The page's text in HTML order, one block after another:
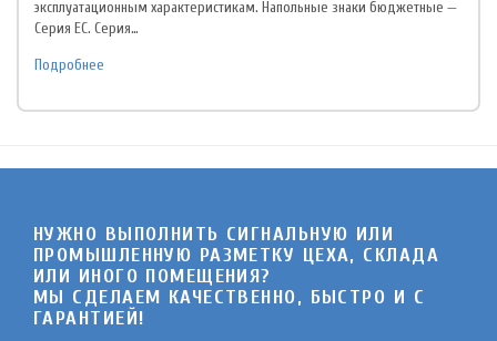
эксплуатационным характеристикам. Напольные знаки бюджетные —
Серия EC. Серия…
Подробнее
НУЖНО ВЫПОЛНИТЬ СИГНАЛЬНУЮ ИЛИ
ПРОМЫШЛЕННУЮ РАЗМЕТКУ ЦЕХА, СКЛАДА
ИЛИ ИНОГО ПОМЕЩЕНИЯ?
МЫ СДЕЛАЕМ КАЧЕСТВЕННО, БЫСТРО И C
ГАРАНТИЕЙ!